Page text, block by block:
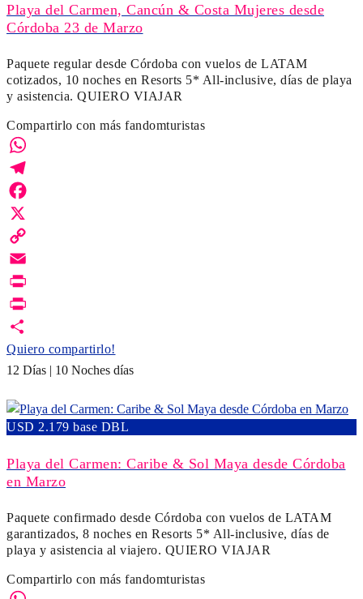
Playa del Carmen, Cancún & Costa Mujeres desde
Córdoba 23 de Marzo
Paquete regular desde Córdoba con vuelos de LATAM
cotizados, 10 noches en Resorts 5* All-inclusive, días de playa
y asistencia. QUIERO VIAJAR
Compartirlo con más fandomturistas
WhatsApp
Telegram
Facebook
X
Copy
Link
Email
Print
PrintFriendly
Quiero compartirlo!
12 Días | 10 Noches días
USD 2.179 base DBL
Playa del Carmen: Caribe & Sol Maya desde Córdoba
en Marzo
Paquete confirmado desde Córdoba con vuelos de LATAM
garantizados, 8 noches en Resorts 5* All-inclusive, días de
playa y asistencia al viajero. QUIERO VIAJAR
Compartirlo con más fandomturistas